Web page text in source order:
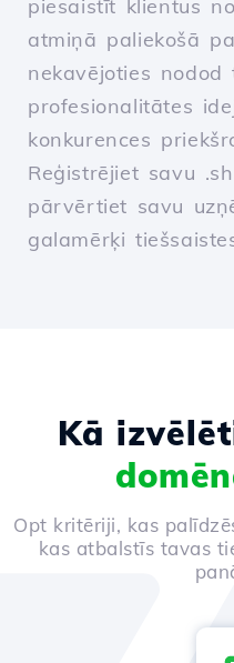
piesaistīt klientus
atmiņā paliekošā
nekavējoties nodod
profesionalitātes
konkurences
Reģistrējiet savu
pārvērtiet savu
galamērķi
Kā
Opt kritēriji, kas
kas atbalstīs tavas